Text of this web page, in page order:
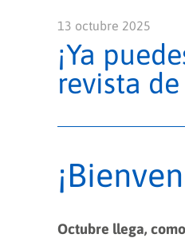
13 octubre 2025
¡Ya
revista
Octubre llega,